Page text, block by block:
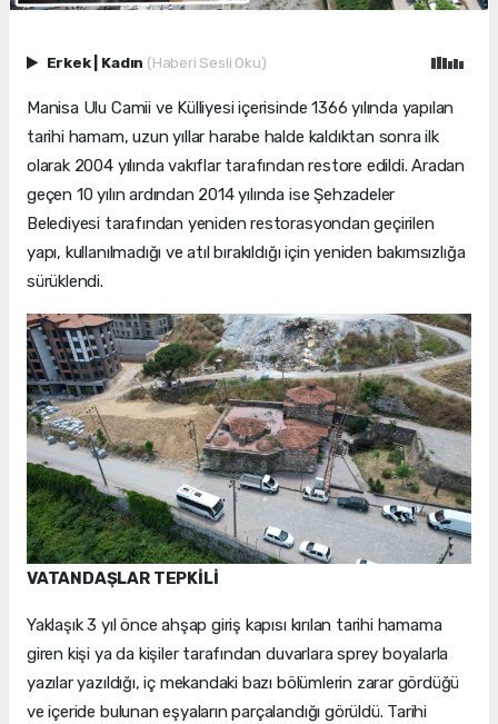
Erkek Kadın (Haberi Sesli Oku)
Manisa Ulu Camii ve Külliyesi içerisinde 1366 yılında yapılan
tarihi hamam, uzun yıllar harabe halde kaldıktan sonra ilk
olarak 2004 yılında vakıflar tarafından restore edildi. Aradan
geçen 10 yılın ardından 2014 yılında ise Şehzadeler
Belediyesi tarafından yeniden restorasyondan geçirilen
yapı, kullanılmadığı ve atıl bırakıldığı için yeniden bakımsızlığa
sürüklendi.
VATANDAŞLAR TEPKİLİ
Yaklaşık 3 yıl önce ahşap giriş kapısı kırılan tarihi hamama
giren kişi ya da kişiler tarafından duvarlara sprey boyalarla
yazılar yazıldığı, iç mekandaki bazı bölümlerin zarar gördüğü
ve içeride bulunan eşyaların parçalandığı görüldü. Tarihi